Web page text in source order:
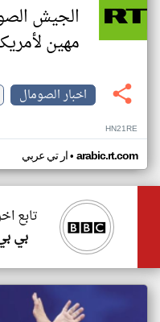
الجيش
مهين
اخبار الصومال
HN21RE
ار تي عربي• arabic.rt.com
تابع
بي